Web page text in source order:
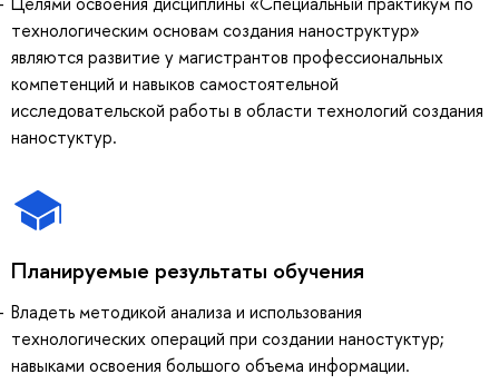
технологическим основам создания наноструктур»
являются развитие у магистрантов профессиональных
компетенций и навыков самостоятельной
исследовательской работы в области технологий создания
наностуктур.
Планируемые результаты обучения
Владеть методикой анализа и использования
технологических операций при создании наностуктур;
навыками освоения большого объема информации.